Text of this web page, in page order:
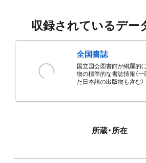
収録されているデー
全国書誌
国立国会図書館が網羅的
物の標準的な書誌情報（一
た日本語の出版物も含む）
所蔵・所在